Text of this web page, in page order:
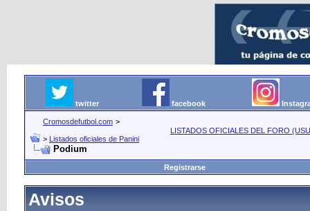
twitter facebook
Cromosdefutbol.com >
LISTADOS OFICIALES DEL FORO
> Listados oficiales de Panini
Podium
Registrarse
Avisos